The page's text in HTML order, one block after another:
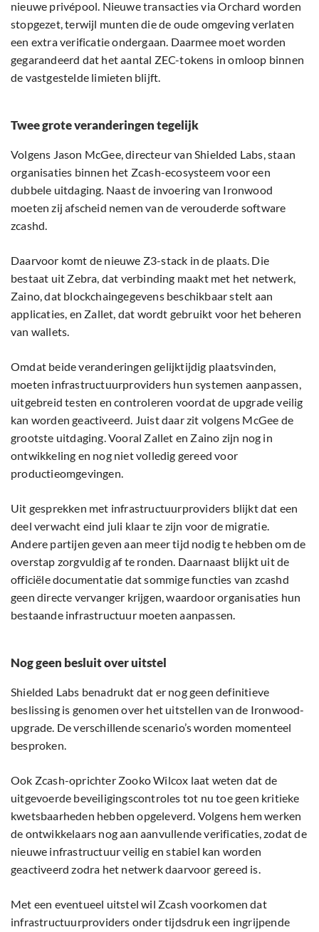
nieuwe privépool. Nieuwe transacties via Orchard worden
stopgezet, terwijl munten die de oude omgeving verlaten
een extra verificatie ondergaan. Daarmee moet worden
gegarandeerd dat het aantal ZEC-tokens in omloop binnen
de vastgestelde limieten blijft.
Twee grote veranderingen tegelijk
Volgens Jason McGee, directeur van Shielded Labs, staan
organisaties binnen het Zcash-ecosysteem voor een
dubbele uitdaging. Naast de invoering van Ironwood
moeten zij afscheid nemen van de verouderde software
zcashd.
Daarvoor komt de nieuwe Z3-stack in de plaats. Die
bestaat uit Zebra, dat verbinding maakt met het netwerk,
Zaino, dat blockchaingegevens beschikbaar stelt aan
applicaties, en Zallet, dat wordt gebruikt voor het beheren
van wallets.
Omdat beide veranderingen gelijktijdig plaatsvinden,
moeten infrastructuurproviders hun systemen aanpassen,
uitgebreid testen en controleren voordat de upgrade veilig
kan worden geactiveerd. Juist daar zit volgens McGee de
grootste uitdaging. Vooral Zallet en Zaino zijn nog in
ontwikkeling en nog niet volledig gereed voor
productieomgevingen.
Uit gesprekken met infrastructuurproviders blijkt dat een
deel verwacht eind juli klaar te zijn voor de migratie.
Andere partijen geven aan meer tijd nodig te hebben om de
overstap zorgvuldig af te ronden. Daarnaast blijkt uit de
officiële documentatie dat sommige functies van zcashd
geen directe vervanger krijgen, waardoor organisaties hun
bestaande infrastructuur moeten aanpassen.
Nog geen besluit over uitstel
Shielded Labs benadrukt dat er nog geen definitieve
beslissing is genomen over het uitstellen van de Ironwood-
upgrade. De verschillende scenario’s worden momenteel
besproken.
Ook Zcash-oprichter Zooko Wilcox laat weten dat de
uitgevoerde beveiligingscontroles tot nu toe geen kritieke
kwetsbaarheden hebben opgeleverd. Volgens hem werken
de ontwikkelaars nog aan aanvullende verificaties, zodat de
nieuwe infrastructuur veilig en stabiel kan worden
geactiveerd zodra het netwerk daarvoor gereed is.
Met een eventueel uitstel wil Zcash voorkomen dat
infrastructuurproviders onder tijdsdruk een ingrijpende